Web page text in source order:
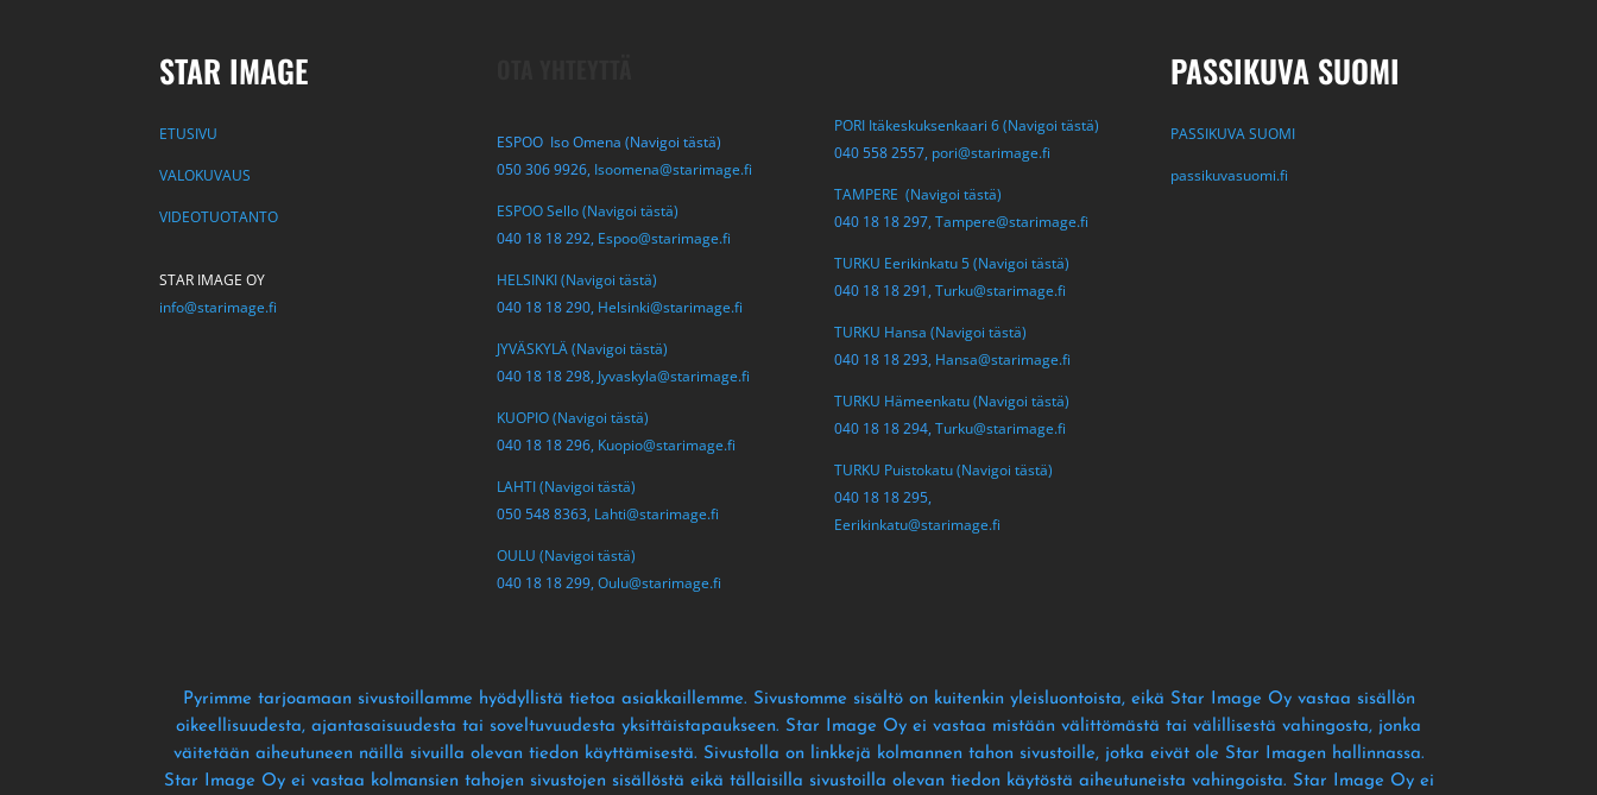
STAR IMAGE
ETUSIVU
VALOKUVAUS
VIDEOTUOTANTO
STAR IMAGE OY
info@starimage.fi
ESPOO Iso Omena (Navigoi tästä)
050 306 9926, Isoomena@starimage.fi
ESPOO Sello (Navigoi tästä)
040 18 18 292, Espoo@starimage.fi
HELSINKI (Navigoi tästä)
040 18 18 290, Helsinki@starimage.fi
JYVÄSKYLÄ (Navigoi tästä)
040 18 18 298, Jyvaskyla@starimage.fi
KUOPIO (Navigoi tästä)
040 18 18 296, Kuopio@starimage.fi
LAHTI (Navigoi tästä)
050 548 8363, Lahti@starimage.fi
OULU (Navigoi tästä)
040 18 18 299, Oulu@starimage.fi
PORI Itäkeskuksenkaari 6 (Navigoi tästä)
040 558 2557, pori@starimage.fi
TAMPERE (Navigoi tästä)
040 18 18 297, Tampere@starimage.fi
TURKU Eerikinkatu 5 (Navigoi tästä)
040 18 18 291, Turku@starimage.fi
TURKU Hansa (Navigoi tästä)
040 18 18 293, Hansa@starimage.fi
TURKU Hämeenkatu (Navigoi tästä)
040 18 18 294, Turku@starimage.fi
TURKU Puistokatu (Navigoi tästä)
040 18 18 295,
Eerikinkatu@starimage.fi
PASSIKUVA SUOMI
PASSIKUVA SUOMI
passikuvasuomi.fi
Pyrimme tarjoamaan sivustoillamme hyödyllistä tietoa asiakkaillemme. Sivustomme sisältö on kuitenkin yleisluontoista, eikä Star Image Oy vastaa sisällön
oikeellisuudesta, ajantasaisuudesta tai soveltuvuudesta yksittäistapaukseen. Star Image Oy ei vastaa mistään välittömästä tai välillisestä vahingosta, jonka
väitetään aiheutuneen näillä sivuilla olevan tiedon käyttämisestä. Sivustolla on linkkejä kolmannen tahon sivustoille, jotka eivät ole Star Imagen hallinnassa.
Star Image Oy ei vastaa kolmansien tahojen sivustojen sisällöstä eikä tällaisilla sivustoilla olevan tiedon käytöstä aiheutuneista vahingoista. Star Image Oy ei